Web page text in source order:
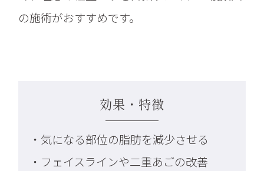
の施術がおすすめです。
効果・特徴
・気になる部位の脂肪を減少させる
・フェイスラインや二重あごの改善